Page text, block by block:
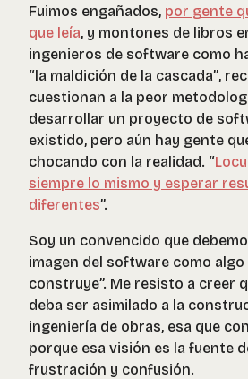
Fuimos engañados, por gente
que leía, y montones de libros
ingenieros de software como
“la maldición de la cascada”,
cuestionan a la peor
desarrollar un proyecto de
existido, pero aún hay gente
chocando con la realidad. “
siempre lo mismo y esperar
diferentes”.
Soy un convencido que
imagen del software como algo
construye”. Me resisto a creer
deba ser asimilado a la
ingeniería de obras, esa que
porque esa visión es la fuente
frustración y confusión.